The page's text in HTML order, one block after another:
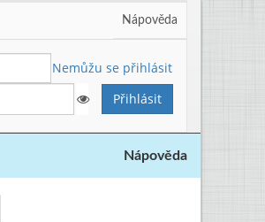
Nápověda
Nemůžu se přihlásit
Nápověda